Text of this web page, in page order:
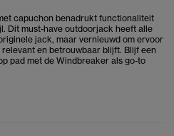
capuchon benadrukt functionaliteit
Dit must-have outdoorjack heeft alle
jack, maar vernieuwd om ervoor
en betrouwbaar blijft. Blijf een
pad met de Windbreaker als go-to